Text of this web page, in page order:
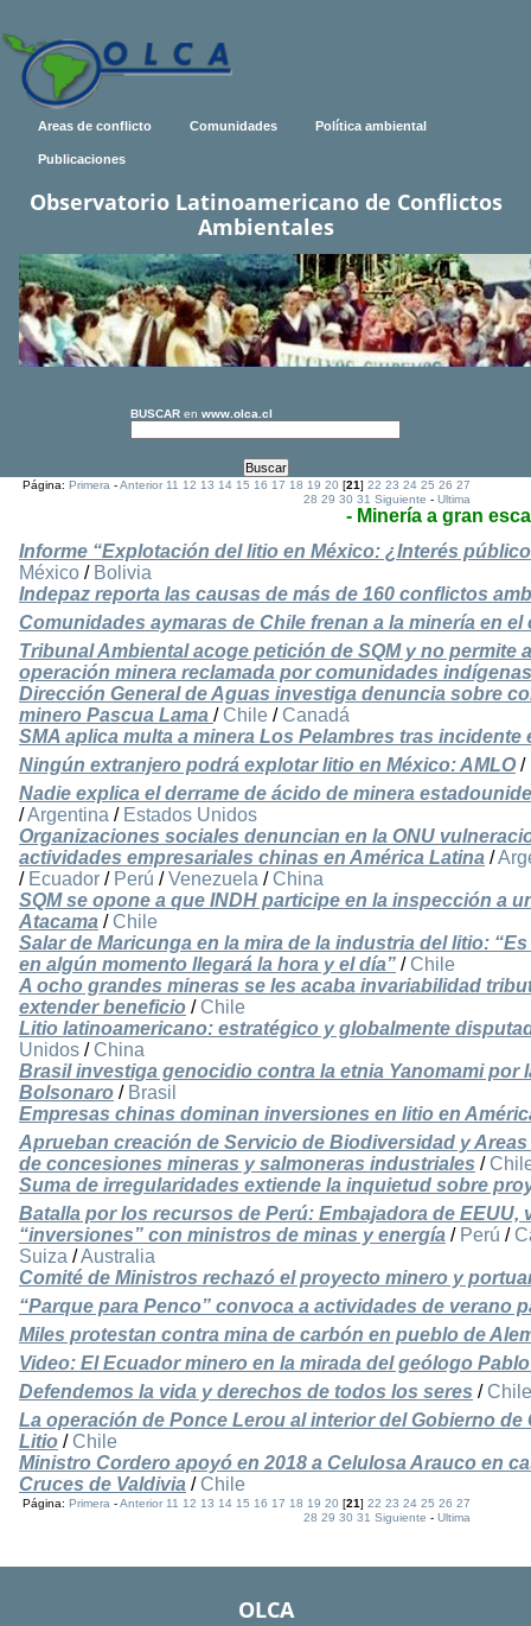
Areas de conflicto Comunidades Política ambiental
Publicaciones
Observatorio Latinoamericano de Conflictos
Ambientales
BUSCAR en www.olca.cl
Página:Primera -Anterior 11 12 13 14 15 16 17 18 19 20 [21]22 23 24 25 26 27
28 29 30 31 Siguiente -Ultima
- Minería a gran
Informe “Explotación del litio en México: ¿Interés
México / Bolivia
Indepaz reporta las causas de más de 160 conflictos
Comunidades aymaras de Chile frenan a la minería en
Tribunal Ambiental acoge petición de SQM y no permite
operación minera reclamada por comunidades indígenas
Dirección General de Aguas investiga denuncia sobre
minero Pascua Lama / Chile / Canadá
SMA aplica multa a minera Los Pelambres tras incidente
Ningún extranjero podrá explotar litio en México: AMLO /
Nadie explica el derrame de ácido de minera
/Argentina / Estados Unidos
Organizaciones sociales denuncian en la ONU
actividades empresariales chinas en América Latina /
/ Ecuador / Perú /Venezuela / China
SQM se opone a que INDH participe en la inspección a
Atacama / Chile
Salar de Maricunga en la mira de la industria del litio:
en algún momento llegará la hora y el día” / Chile
A ocho grandes mineras se les acaba invariabilidad
extender beneficio / Chile
Litio latinoamericano: estratégico y globalmente
Unidos / China
Brasil investiga genocidio contra la etnia Yanomami por
Bolsonaro / Brasil
Empresas chinas dominan inversiones en litio en
Aprueban creación de Servicio de Biodiversidad y
de concesiones mineras y salmoneras industriales /
Suma de irregularidades extiende la inquietud sobre
Batalla por los recursos de Perú: Embajadora de EEUU,
“inversiones” con ministros de minas y energía / Perú /
Suiza /Australia
Comité de Ministros rechazó el proyecto minero y
“Parque para Penco” convoca a actividades de verano
Miles protestan contra mina de carbón en pueblo de
Video: El Ecuador minero en la mirada del geólogo
Defendemos la vida y derechos de todos los seres / Chile
La operación de Ponce Lerou al interior del Gobierno
Litio / Chile
Ministro Cordero apoyó en 2018 a Celulosa Arauco en
Cruces de Valdivia / Chile
Página:Primera -Anterior 11 12 13 14 15 16 17 18 19 20 [21]22 23 24 25 26 27
28 29 30 31 Siguiente -Ultima
OLCA